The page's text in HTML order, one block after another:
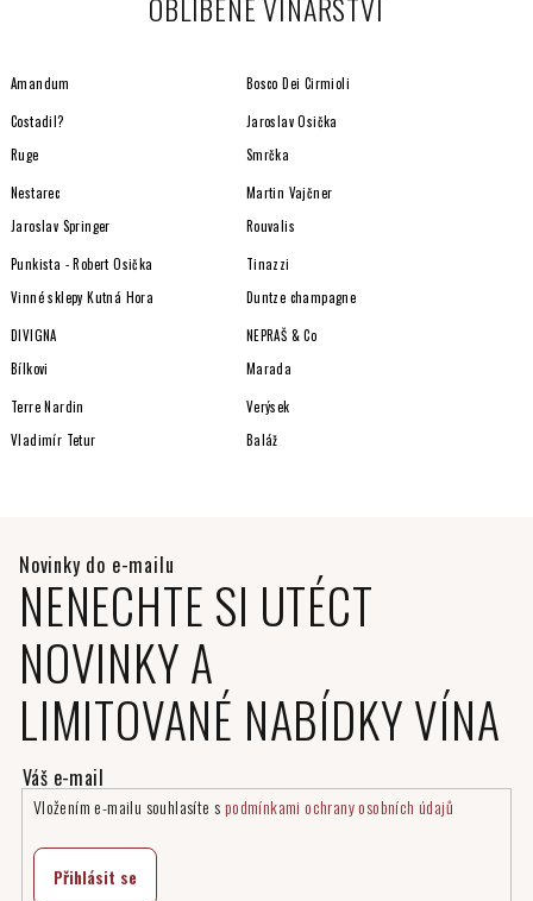
Amandum Bosco Dei Cirmioli
Costadil?
Jaroslav Osička
Ruge
Smrčka
Nestarec
Martin Vajčner
Jaroslav Springer
Rouvalis
Punkista - Robert Osička
Tinazzi
Vinné sklepy Kutná Hora
Duntze champagne
DIVIGNA
NEPRAŠ & Co
Bílkovi
Marada
Terre Nardin
Verýsek
Vladimír Tetur
Baláž
NENECHTE SI UTÉCT
NOVINKY A
LIMITOVANÉ NABÍDKY VÍNA
Vložením e-mailu souhlasíte s podmínkami ochrany osobních údajů
Přihlásit se